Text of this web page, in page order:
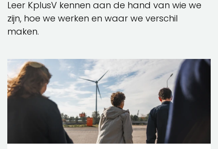
Leer KplusV kennen aan de hand van wie we
zijn, hoe we werken en waar we verschil
maken.